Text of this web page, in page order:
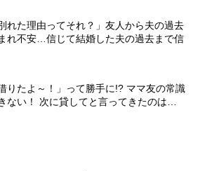
れた理由ってそれ？」友人から夫の過去
れ不安…信じて結婚した夫の過去まで信
りたよ～！」って勝手に!? ママ友の常識
ない！ 次に貸してと言ってきたのは…